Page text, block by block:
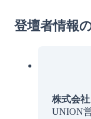
登壇者情報
株式会
UNION